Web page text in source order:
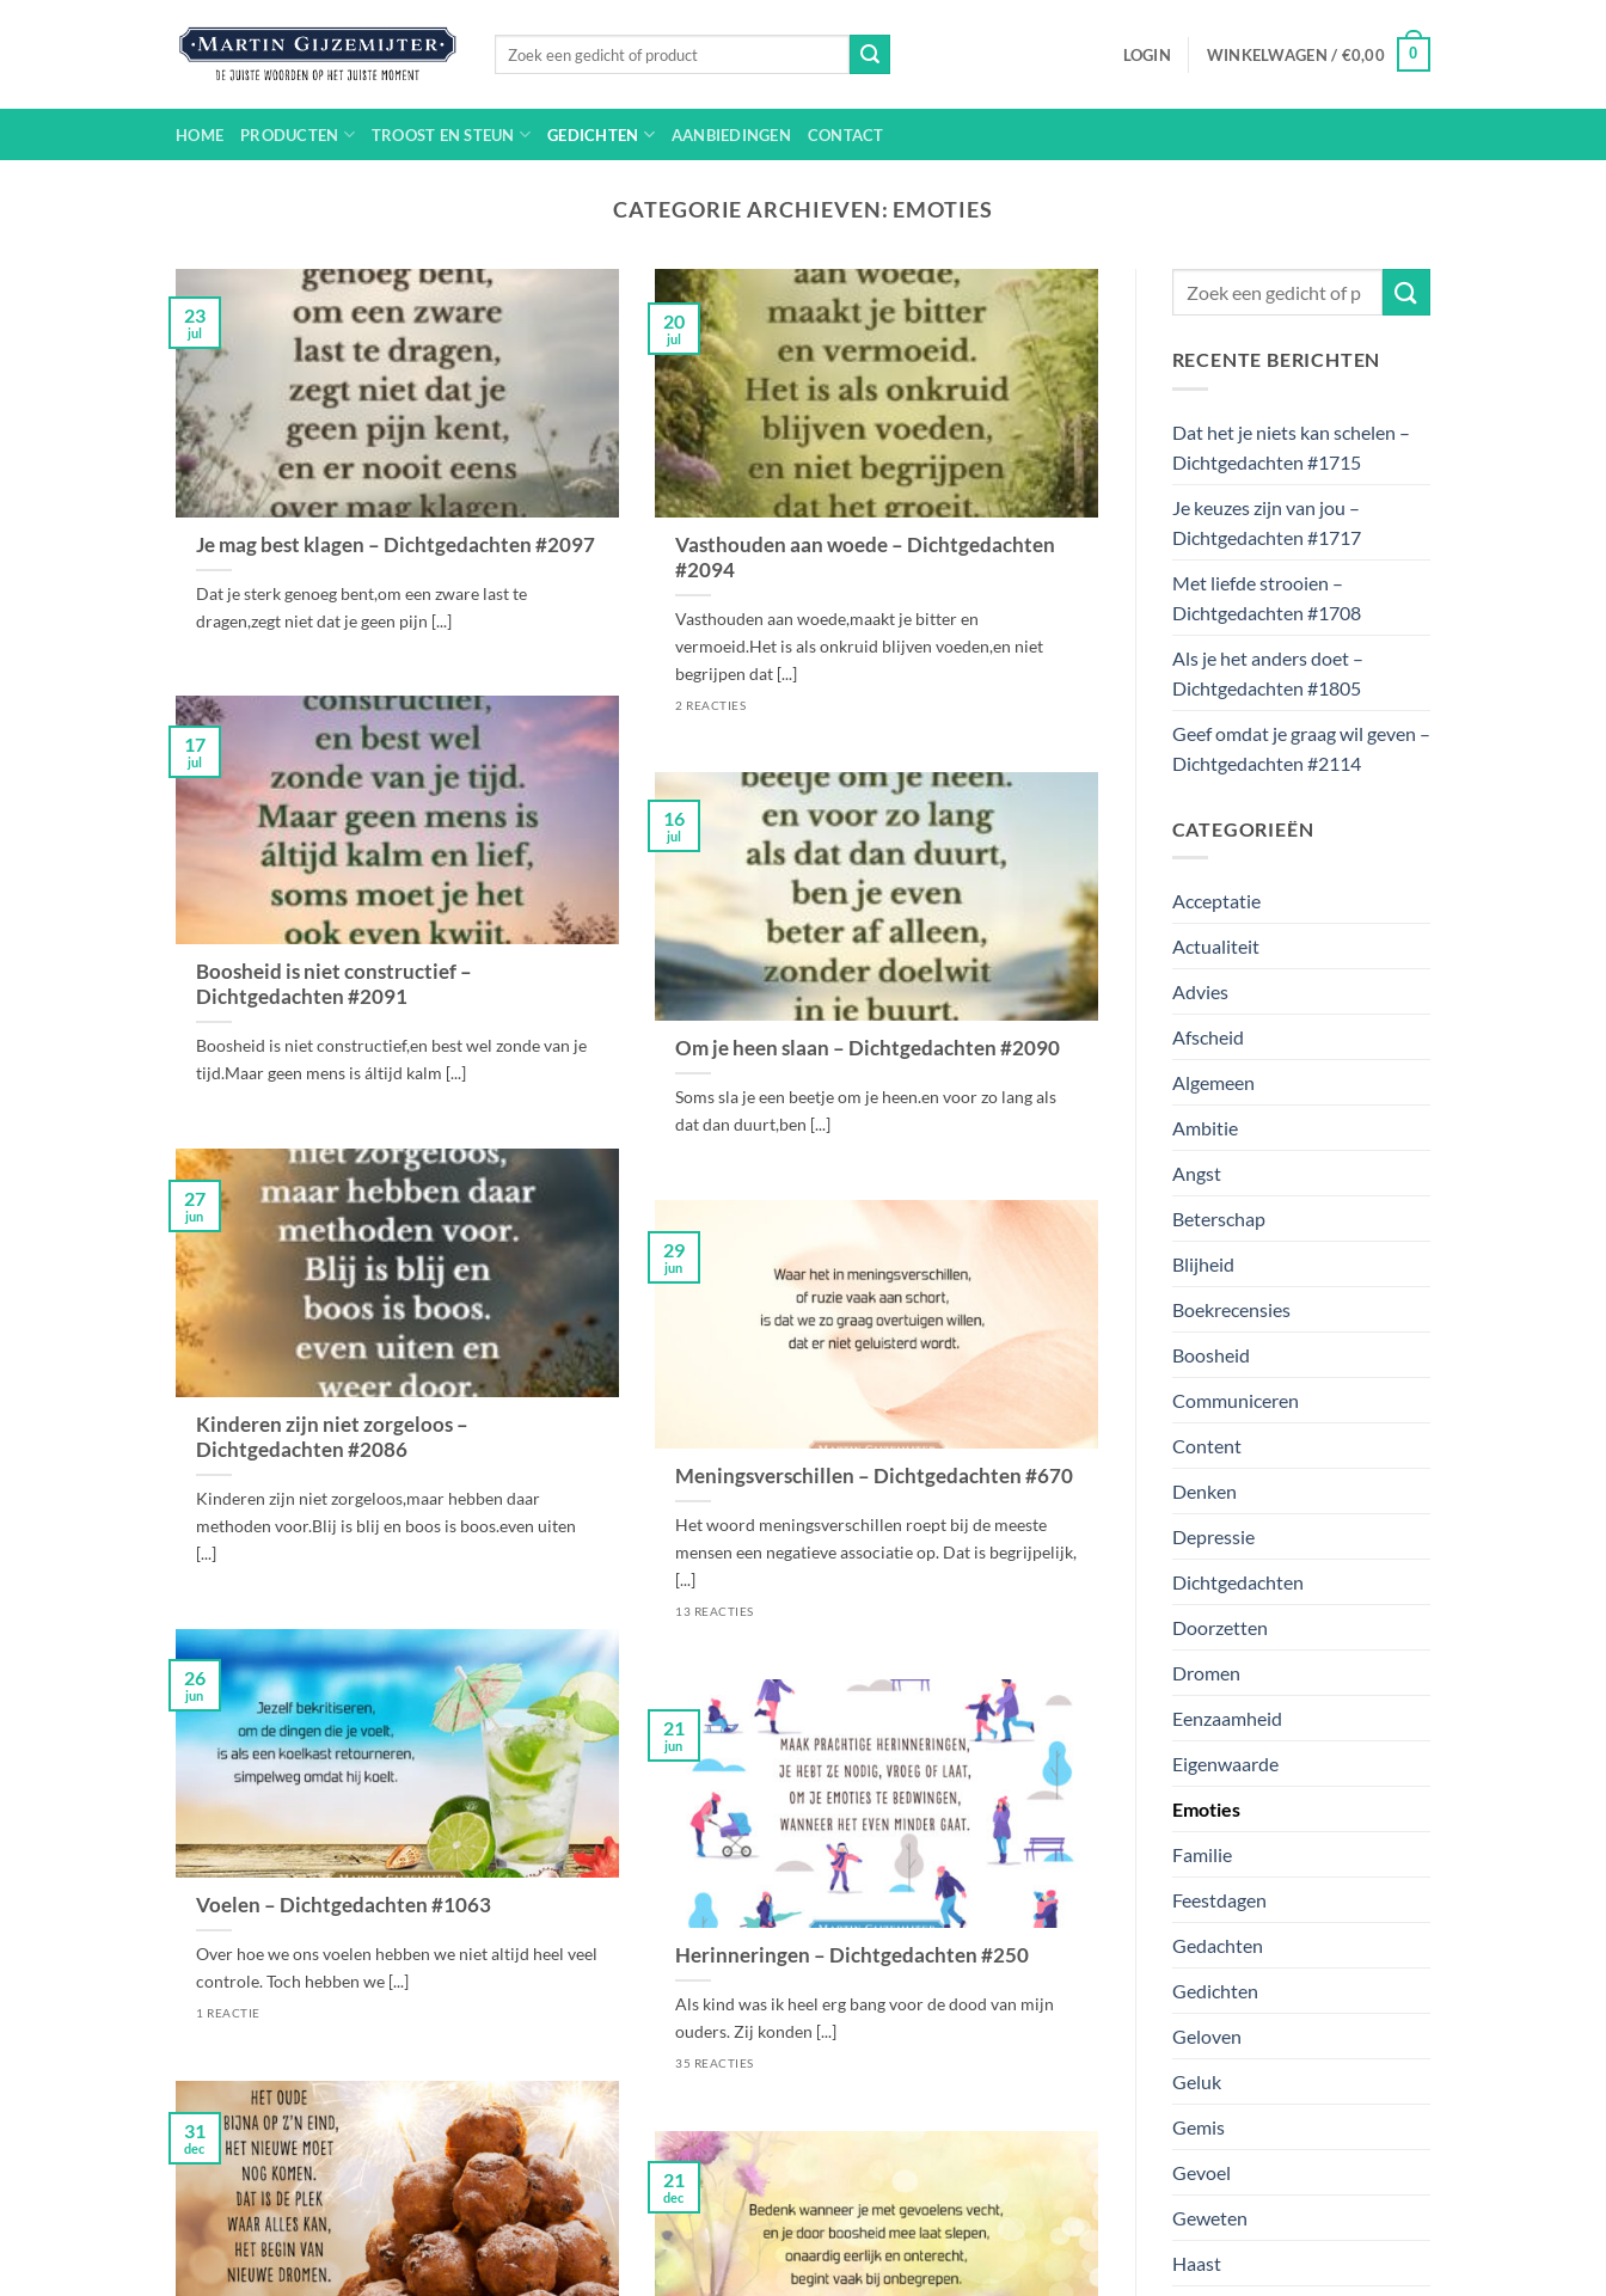
LOGIN WINKELWAGEN / €0,00 0
HOME PRODUCTEN TROOST EN STEUN GEDICHTEN AANBIEDINGEN CONTACT
CATEGORIE ARCHIEVEN: EMOTIES
Je mag best klagen – Dichtgedachten #2097
Dat je sterk genoeg bent,om een zware last te
dragen,zegt niet dat je geen pijn [...]
23
jul
Vasthouden aan woede – Dichtgedachten
#2094
Vasthouden aan woede,maakt je bitter en
vermoeid.Het is als onkruid blijven voeden,en niet
begrijpen dat [...]
2 REACTIES
20
jul
Boosheid is niet constructief –
Dichtgedachten #2091
Boosheid is niet constructief,en best wel zonde van je
tijd.Maar geen mens is áltijd kalm [...]
17
jul
Om je heen slaan – Dichtgedachten #2090
Soms sla je een beetje om je heen.en voor zo lang als
dat dan duurt,ben [...]
16
jul
Kinderen zijn niet zorgeloos –
Dichtgedachten #2086
Kinderen zijn niet zorgeloos,maar hebben daar
methoden voor.Blij is blij en boos is boos.even uiten
[...]
27
jun
Meningsverschillen – Dichtgedachten #670
Het woord meningsverschillen roept bij de meeste
mensen een negatieve associatie op. Dat is begrijpelijk,
[...]
13 REACTIES
29
jun
Voelen – Dichtgedachten #1063
Over hoe we ons voelen hebben we niet altijd heel veel
controle. Toch hebben we [...]
1 REACTIE
26
jun
Herinneringen – Dichtgedachten #250
Als kind was ik heel erg bang voor de dood van mijn
ouders. Zij konden [...]
35 REACTIES
21
jun
31
dec
21
dec
RECENTE BERICHTEN
Dat het je niets kan schelen –
Dichtgedachten #1715
Je keuzes zijn van jou –
Dichtgedachten #1717
Met liefde strooien –
Dichtgedachten #1708
Als je het anders doet –
Dichtgedachten #1805
Geef omdat je graag wil geven –
Dichtgedachten #2114
CATEGORIEËN
Acceptatie
Actualiteit
Advies
Afscheid
Algemeen
Ambitie
Angst
Beterschap
Blijheid
Boekrecensies
Boosheid
Communiceren
Content
Denken
Depressie
Dichtgedachten
Doorzetten
Dromen
Eenzaamheid
Eigenwaarde
Emoties
Familie
Feestdagen
Gedachten
Gedichten
Geloven
Geluk
Gemis
Gevoel
Geweten
Haast